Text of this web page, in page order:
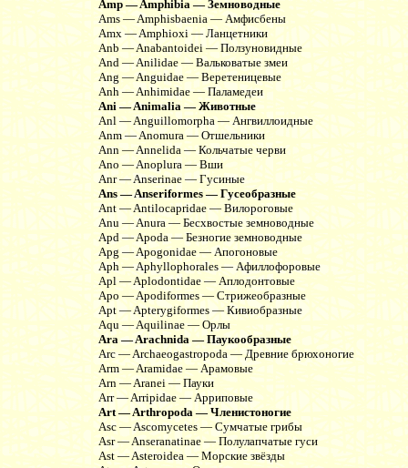
Amp — Amphibia — Земноводные
Ams — Amphisbaenia — Амфисбены
Amx — Amphioxi — Ланцетники
Anb — Anabantoidei — Ползуновидные
And — Anilidae — Вальковатые змеи
Ang — Anguidae — Веретеницевые
Anh — Anhimidae — Паламедеи
Ani — Animalia — Животные
Anl — Anguillomorpha — Ангвиллоидные
Anm — Anomura — Отшельники
Ann — Annelida — Кольчатые черви
Ano — Anoplura — Вши
Anr — Anserinae — Гусиные
Ans — Anseriformes — Гусеобразные
Ant — Antilocapridae — Вилороговые
Anu — Anura — Бесхвостые земноводные
Apd — Apoda — Безногие земноводные
Apg — Apogonidae — Апогоновые
Aph — Aphyllophorales — Афиллофоровые
Apl — Aplodontidae — Аплодонтовые
Apo — Apodiformes — Стрижеобразные
Apt — Apterygiformes — Кивиобразные
Aqu — Aquilinae — Орлы
Ara — Arachnida — Паукообразные
Arc — Archaeogastropoda — Древние брюхоногие
Arm — Aramidae — Арамовые
Arn — Aranei — Пауки
Arr — Arripidae — Арриповые
Art — Arthropoda — Членистоногие
Asc — Ascomycetes — Сумчатые грибы
Asr — Anseranatinae — Полулапчатые гуси
Ast — Asteroidea — Морские звёзды